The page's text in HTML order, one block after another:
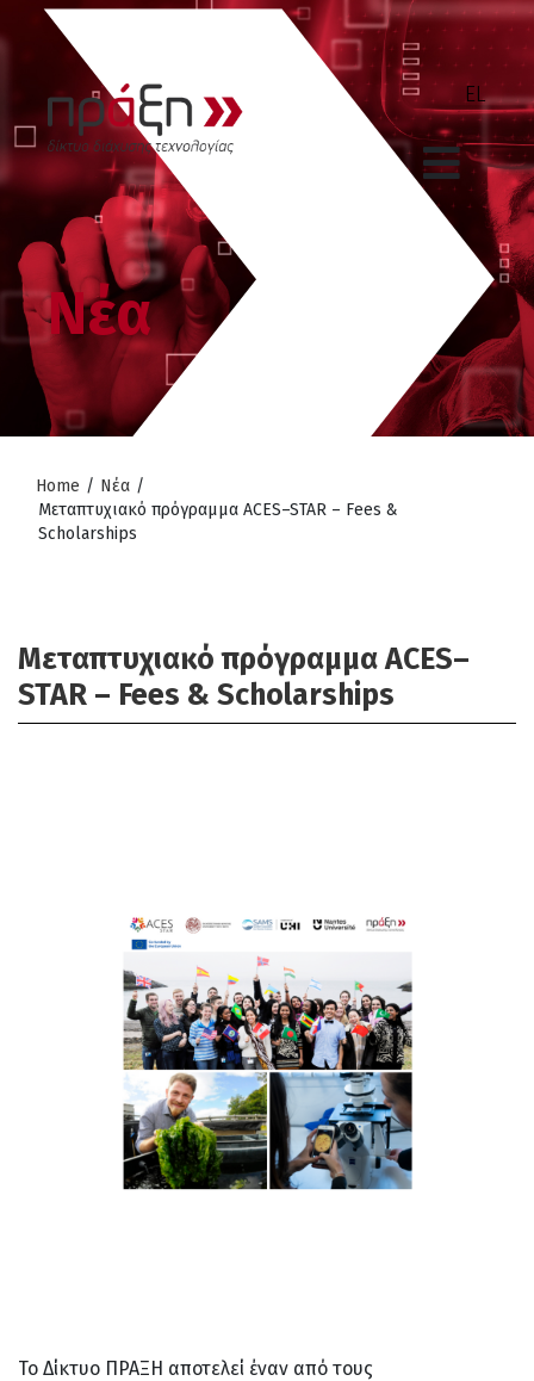
Νέα
Home / Νέα /
Mεταπτυχιακό πρόγραμμα ACES–STAR – Fees &
Scholarships
Mεταπτυχιακό πρόγραμμα ACES–
STAR – Fees & Scholarships
Το Δίκτυο ΠΡΑΞΗ αποτελεί έναν από τους